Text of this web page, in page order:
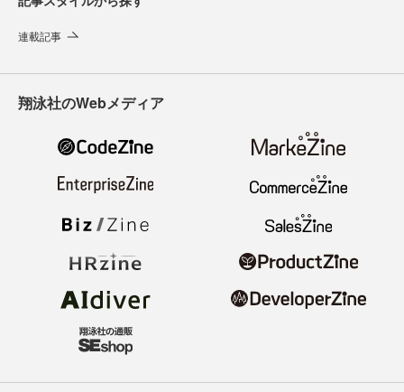
連載記事
翔泳社のWebメディア